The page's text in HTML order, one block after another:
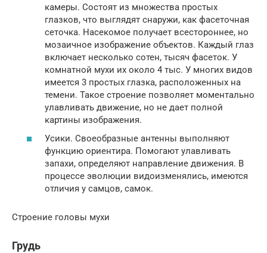
камеры. Состоят из множества простых
глазков, что выглядят снаружи, как фасеточная
сеточка. Насекомое получает всестороннее, но
мозаичное изображение объектов. Каждый глаз
включает несколько сотен, тысяч фасеток. У
комнатной мухи их около 4 тыс. У многих видов
имеется 3 простых глазка, расположенных на
темени. Такое строение позволяет моментально
улавливать движение, но не дает полной
картины изображения.
Усики. Своеобразные антенны выполняют
функцию ориентира. Помогают улавливать
запахи, определяют направление движения. В
процессе эволюции видоизменялись, имеются
отличия у самцов, самок.
Строение головы мухи
Грудь